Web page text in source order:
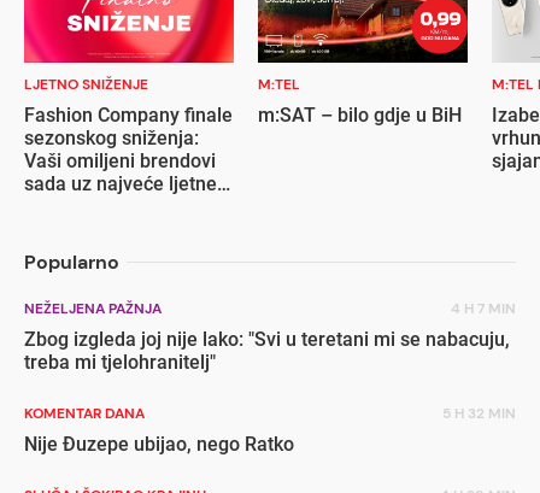
LJETNO SNIŽENJE
Fashion Company finale
sezonskog sniženja:
Vaši omiljeni brendovi
sada uz najveće ljetne
M:TEL
m:SAT – bilo gdje u BiH
M:TEL
Popularno
NEŽELJENA PAŽNJA 4 H 7 MIN
Zbog izgleda joj nije lako: "Svi u teretani mi se nabacuju,
treba mi tjelohranitelj"
KOMENTAR DANA 5 H 32 MIN
Nije Đuzepe ubijao, nego Ratko